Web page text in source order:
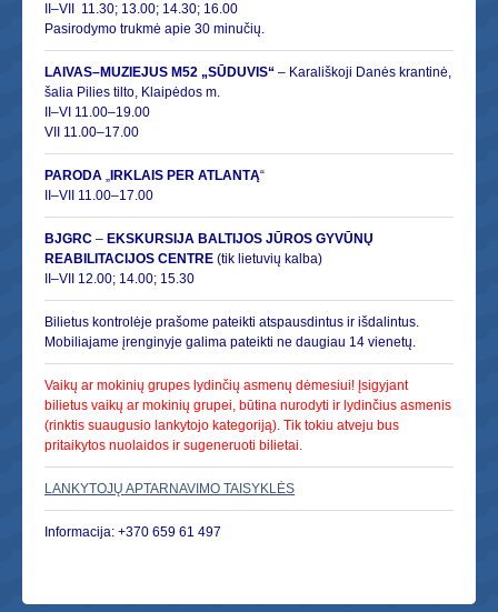
II–VII 11.30; 13.00; 14.30; 16.00
Pasirodymo trukmė apie 30 minučių.
LAIVAS–MUZIEJUS M52 „SŪDUVIS“ – Karališkoji Danės krantinė,
šalia Pilies tilto, Klaipėdos m.
II–VI 11.00–19.00
VII 11.00–17.00
PARODA „ IRKLAIS PER ATLANTĄ“
II–VII 11.00–17.00
BJGRC – EKSKURSIJA BALTIJOS JŪROS GYVŪNŲ
REABILITACIJOS CENTRE (tik lietuvių kalba)
II–VII 12.00; 14.00; 15.30
Bilietus kontrolėje prašome pateikti atspausdintus ir išdalintus.
Mobiliajame įrenginyje galima pateikti ne daugiau 14 vienetų.
Vaikų ar mokinių grupes lydinčių asmenų dėmesiui! Įsigyjant
bilietus vaikų ar mokinių grupei, būtina nurodyti ir lydinčius asmenis
(rinktis suaugusio lankytojo kategoriją). Tik tokiu atveju bus
pritaikytos nuolaidos ir sugeneruoti bilietai.
LANKYTOJŲ APTARNAVIMO TAISYKLĖS
Informacija: +370 659 61 497